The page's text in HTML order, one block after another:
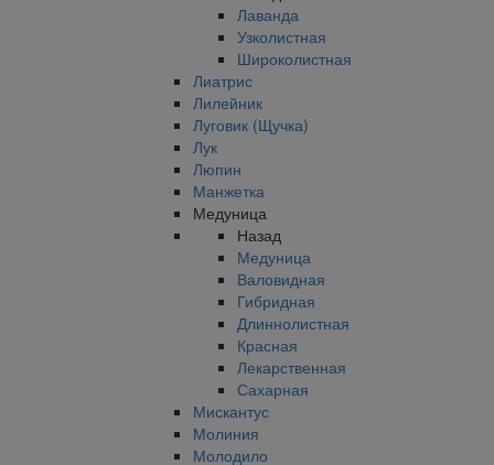
Лаванда
Узколистная
Широколистная
Лиатрис
Лилейник
Луговик (Щучка)
Лук
Люпин
Манжетка
Медуница
Назад
Медуница
Валовидная
Гибридная
Длиннолистная
Красная
Лекарственная
Сахарная
Мискантус
Молиния
Молодило